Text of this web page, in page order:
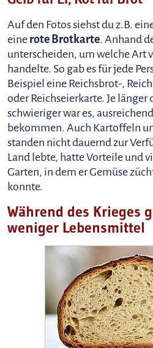
Auf den Fotos siehst du z.B.
eine rote Brotkarte. Anhand
unterscheiden, um welche Art
handelte. So gab es für jede
Beispiel eine Reichsbrot-,
oder Reichseierkarte. Je länger
schwieriger war es,
bekommen. Auch Kartoffeln
standen nicht dauernd zur
Land lebte, hatte Vorteile und
Garten, in dem er Gemüse
konnte.
Während des Krieges
weniger Lebensmittel